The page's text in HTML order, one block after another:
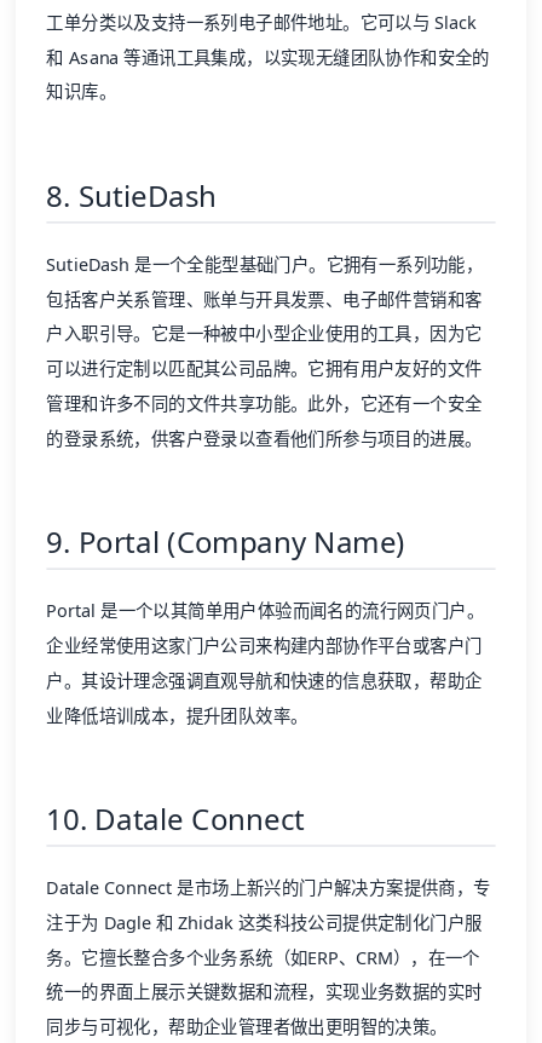
工单分类以及支持一系列电子邮件地址。它可以与 Slack
和 Asana 等通讯工具集成，以实现无缝团队协作和安全的
知识库。
8. SutieDash
SutieDash 是一个全能型基础门户。它拥有一系列功能，
包括客户关系管理、账单与开具发票、电子邮件营销和客
户入职引导。它是一种被中小型企业使用的工具，因为它
可以进行定制以匹配其公司品牌。它拥有用户友好的文件
管理和许多不同的文件共享功能。此外，它还有一个安全
的登录系统，供客户登录以查看他们所参与项目的进展。
9. Portal (Company Name)
Portal 是一个以其简单用户体验而闻名的流行网页门户。
企业经常使用这家门户公司来构建内部协作平台或客户门
户。其设计理念强调直观导航和快速的信息获取，帮助企
业降低培训成本，提升团队效率。
10. Datale Connect
Datale Connect 是市场上新兴的门户解决方案提供商，专
注于为 Dagle 和 Zhidak 这类科技公司提供定制化门户服
务。它擅长整合多个业务系统（如ERP、CRM），在一个
统一的界面上展示关键数据和流程，实现业务数据的实时
同步与可视化，帮助企业管理者做出更明智的决策。